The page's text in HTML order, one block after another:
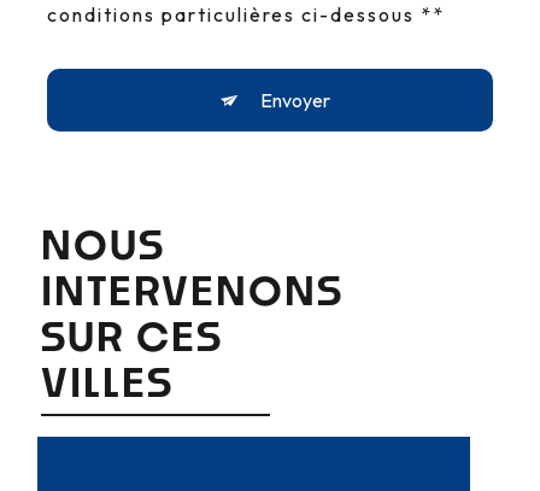
conditions particulières ci-dessous **
Envoyer
NOUS
INTERVENONS
SUR CES
VILLES